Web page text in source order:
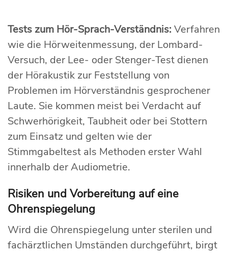
Tests zum Hör-Sprach-Verständnis: Verfahren
wie die Hörweitenmessung, der Lombard-
Versuch, der Lee- oder Stenger-Test dienen
der Hörakustik zur Feststellung von
Problemen im Hörverständnis gesprochener
Laute. Sie kommen meist bei Verdacht auf
Schwerhörigkeit, Taubheit oder bei Stottern
zum Einsatz und gelten wie der
Stimmgabeltest als Methoden erster Wahl
innerhalb der Audiometrie.
Risiken und Vorbereitung auf eine
Ohrenspiegelung
Wird die Ohrenspiegelung unter sterilen und
fachärztlichen Umständen durchgeführt, birgt